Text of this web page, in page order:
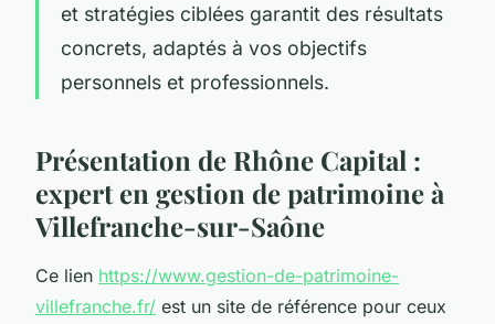
et stratégies ciblées garantit des résultats
concrets, adaptés à vos objectifs
personnels et professionnels.
Présentation de Rhône Capital :
expert en gestion de patrimoine à
Villefranche-sur-Saône
Ce lien https://www.gestion-de-patrimoine-
villefranche.fr/ est un site de référence pour ceux